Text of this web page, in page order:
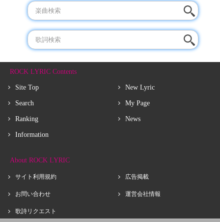
ROCK LYRIC Contents
Site Top
Search
Ranking
Information
New Lyric
My Page
News
About ROCK LYRIC
サイト利用規約
お問い合わせ
歌詩リクエスト
広告掲載
運営会社情報